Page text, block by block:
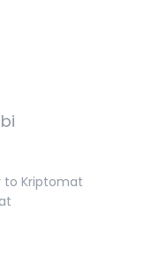
to Kriptomat